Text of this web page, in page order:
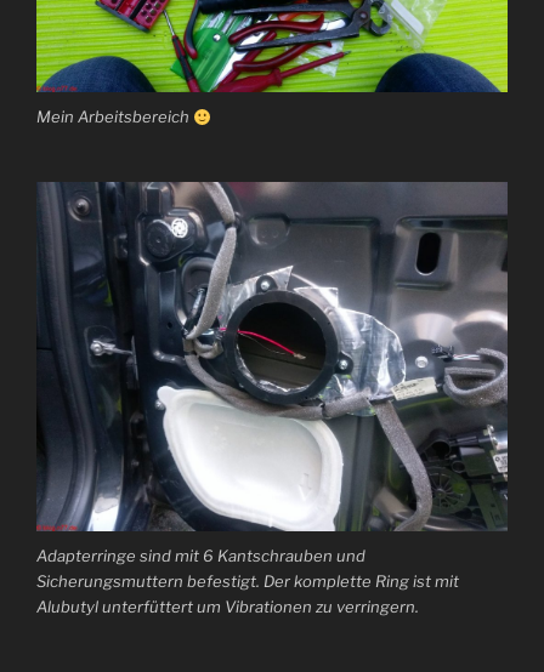
Mein Arbeitsbereich
Adapterringe sind mit 6 Kantschrauben und
Sicherungsmuttern befestigt. Der komplette Ring ist mit
Alubutyl unterfüttert um Vibrationen zu verringern.